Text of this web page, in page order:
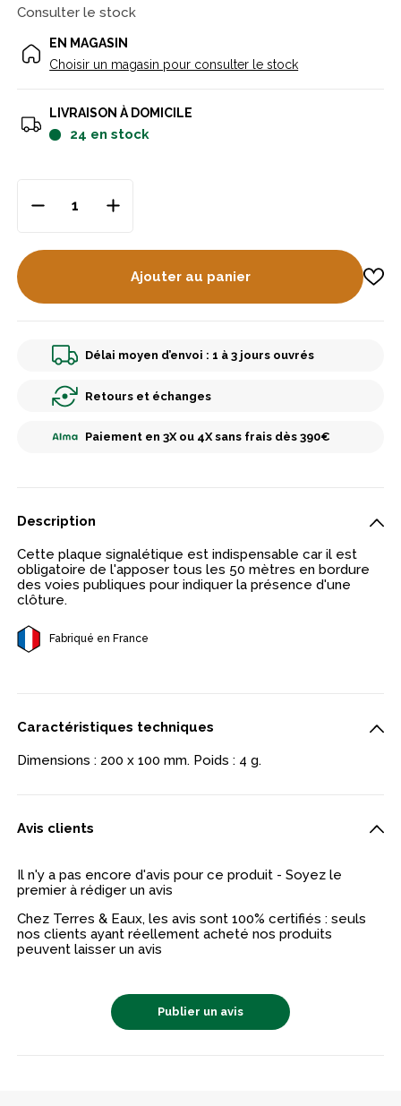
Consulter le stock
EN MAGASIN
Choisir un magasin pour consulter le stock
LIVRAISON À DOMICILE
24 en stock
Ajouter au panier
Délai moyen d’envoi : 1 à 3 jours ouvrés
Retours et échanges
Paiement en 3X ou 4X sans frais dès 390€
Description
Cette plaque signalétique est indispensable car il est
obligatoire de l'apposer tous les 50 mètres en bordure
des voies publiques pour indiquer la présence d'une
clôture.
Fabriqué en France
Caractéristiques techniques
Dimensions : 200 x 100 mm. Poids : 4 g.
Avis clients
Il n'y a pas encore d'avis pour ce produit - Soyez le
premier à rédiger un avis
Chez Terres & Eaux, les avis sont 100% certifiés : seuls
nos clients ayant réellement acheté nos produits
peuvent laisser un avis
Publier un avis
10€de remise
de vos 10€ de remise dès 69€ d'achats
(valable uniquement en livraison à
domicile)